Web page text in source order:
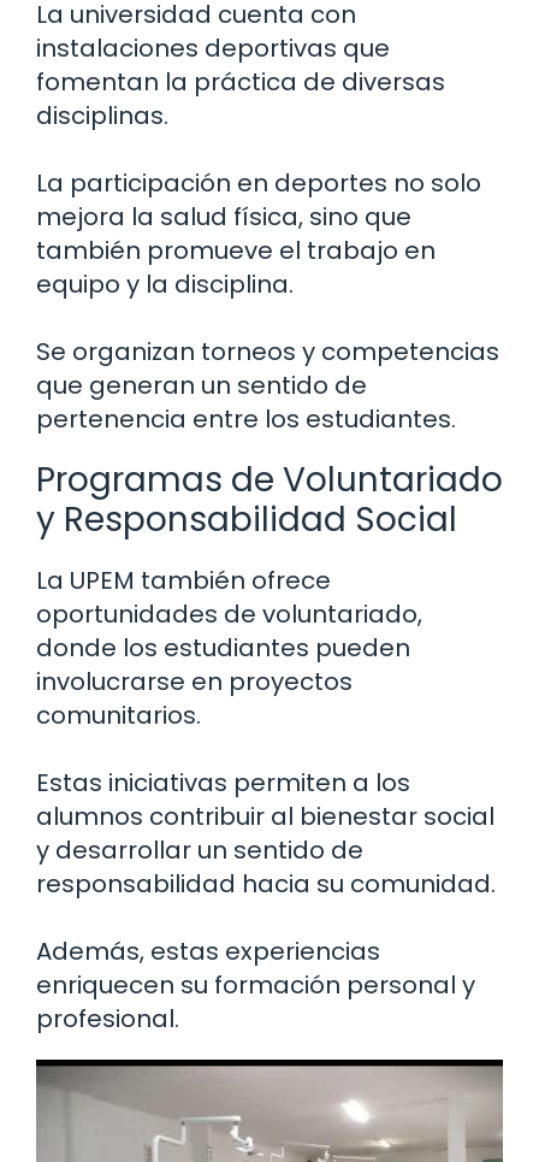
La universidad cuenta con
instalaciones deportivas que
fomentan la práctica de diversas
disciplinas.
La participación en deportes no solo
mejora la salud física, sino que
también promueve el trabajo en
equipo y la disciplina.
Se organizan torneos y competencias
que generan un sentido de
pertenencia entre los estudiantes.
Programas de Voluntariado
y Responsabilidad Social
La UPEM también ofrece
oportunidades de voluntariado,
donde los estudiantes pueden
involucrarse en proyectos
comunitarios.
Estas iniciativas permiten a los
alumnos contribuir al bienestar social
y desarrollar un sentido de
responsabilidad hacia su comunidad.
Además, estas experiencias
enriquecen su formación personal y
profesional.